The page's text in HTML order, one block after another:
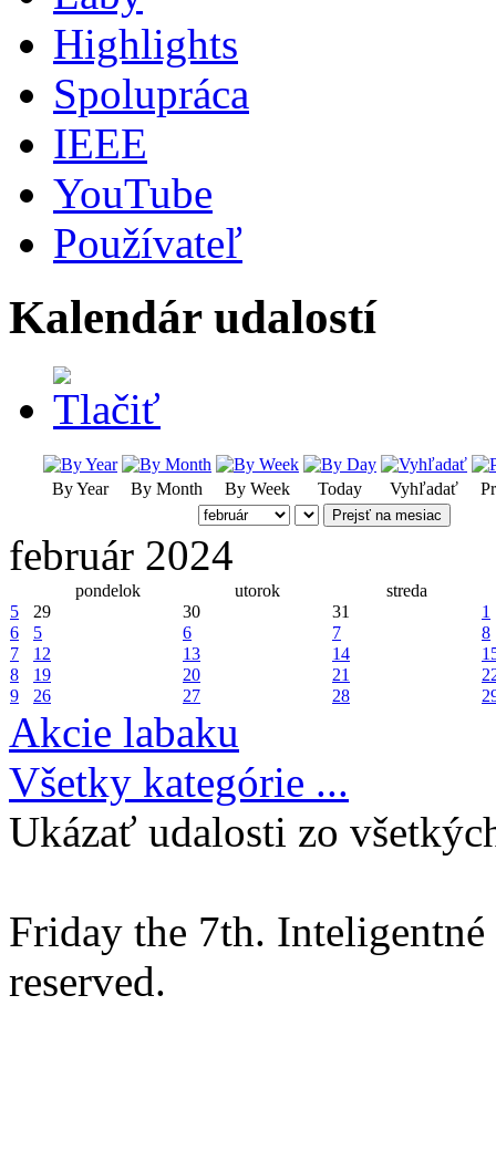
Highlights
Spolupráca
IEEE
YouTube
Používateľ
Kalendár udalostí
By Year By Month By Week Today Vyhľadať
Prejsť na mesiac
február 2024
pondelok utorok
streda
5
29 30 31
1
6
5 6 7
8
7
12 13 14
8
19 20 21
9
26 27 28
Akcie labaku
Všetky kategórie ...
Ukázať udalosti zo
Friday the 7th.
reserved.